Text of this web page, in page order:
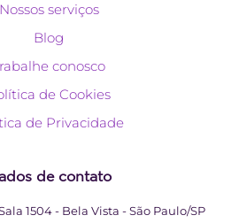
Nossos serviços
Blog
conosco
de Cookies
de Privacidade
de contato
1504 - Bela Vista - São Paulo/SP